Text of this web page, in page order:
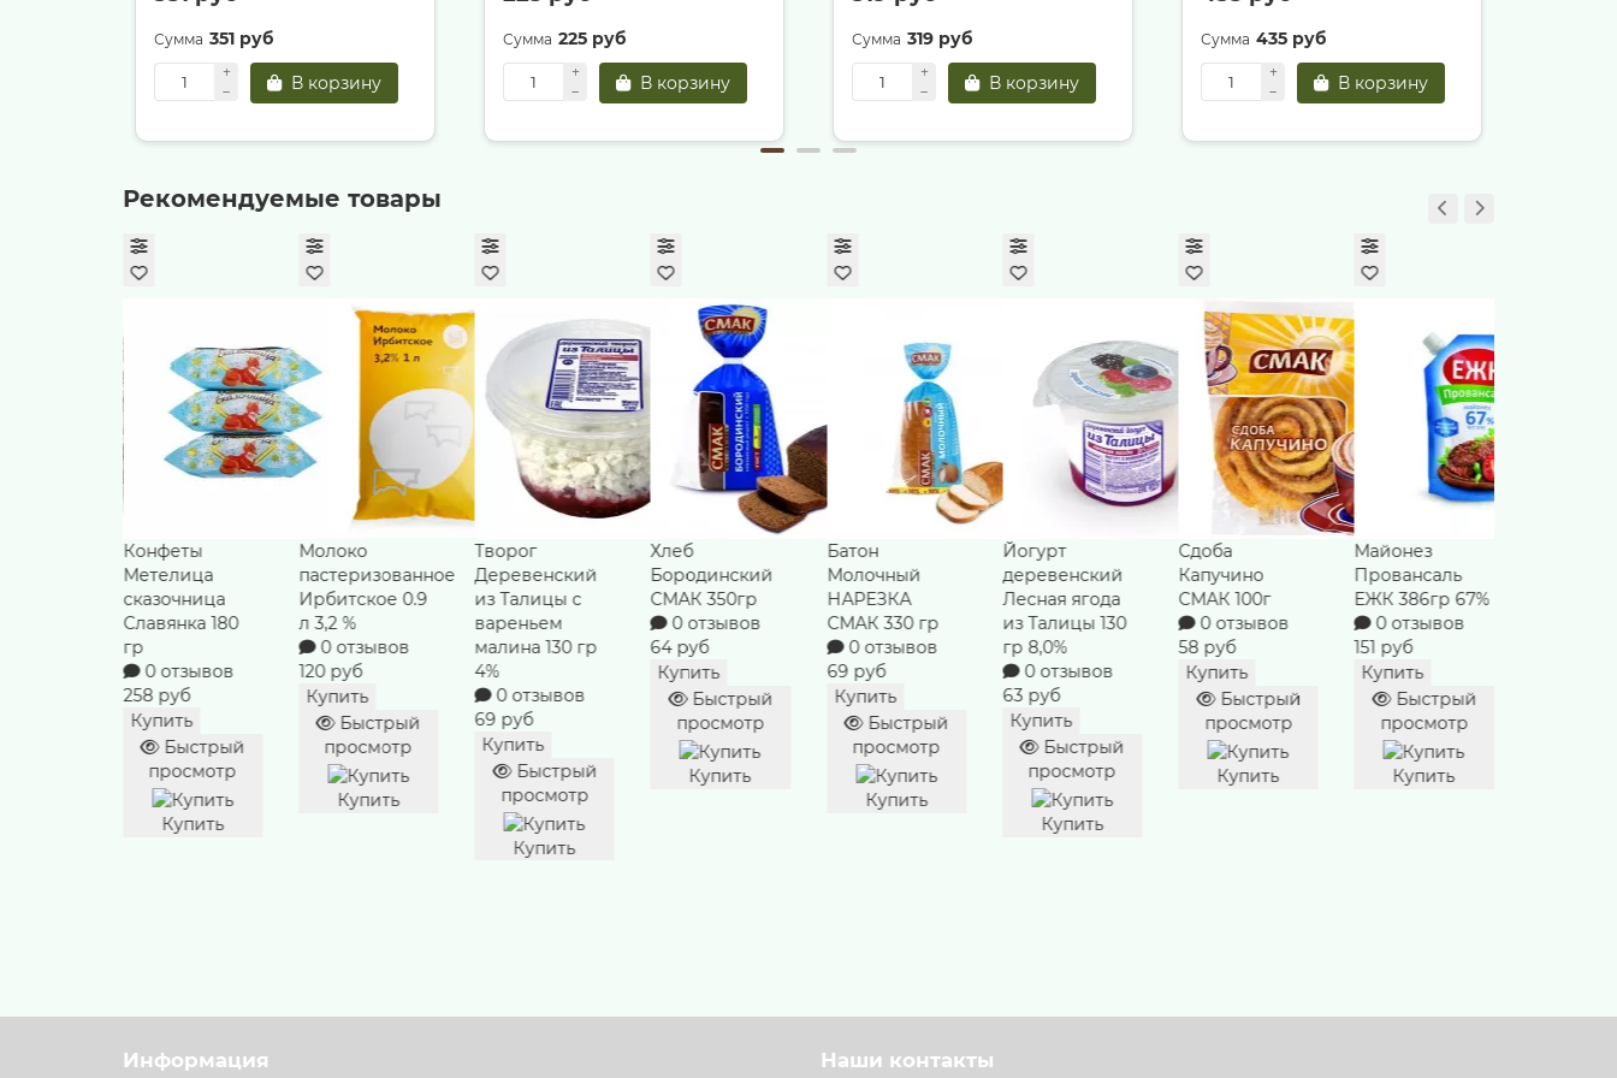
351 руб
В корзину
225 руб
В корзину
319 руб
В корзину
435 руб
В корзину
Рекомендуемые товары
Конфеты
Метелица
сказочница
Славянка 180
гр
0 отзывов
258 руб
Купить
Быстрый
просмотр
Купить
Молоко
пастеризованное
Ирбитское 0.9
л 3,2 %
0 отзывов
120 руб
Купить
Быстрый
просмотр
Купить
Творог
Деревенский
из Талицы с
вареньем
малина 130 гр
4%
0 отзывов
69 руб
Купить
Быстрый
просмотр
Купить
Хлеб
Бородинский
СМАК 350гр
0 отзывов
64 руб
Купить
Быстрый
просмотр
Купить
Батон
Молочный
НАРЕЗКА
СМАК 330 гр
0 отзывов
69 руб
Купить
Быстрый
просмотр
Купить
Йогурт
деревенский
Лесная ягода
из Талицы 130
гр 8,0%
0 отзывов
63 руб
Купить
Быстрый
просмотр
Купить
Сдоба
Капучино
СМАК 100г
0 отзывов
58 руб
Купить
Быстрый
просмотр
Купить
Майонез
Провансаль
ЕЖК 386гр 67%
0 отзывов
151 руб
Купить
Быстрый
просмотр
Купить
Информация Наши контакты